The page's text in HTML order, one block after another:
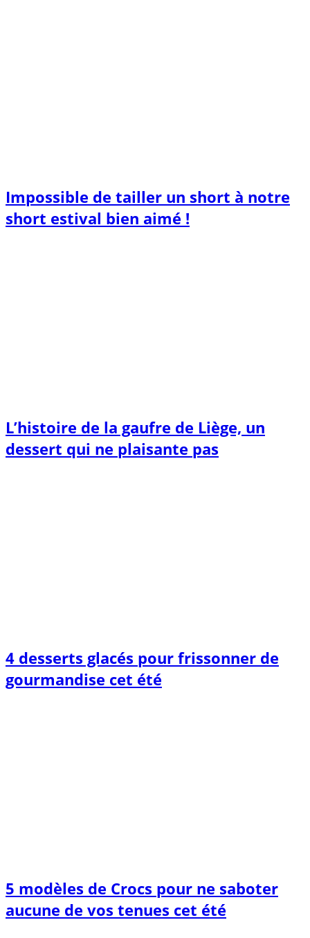
Impossible de tailler un short à notre
short estival bien aimé !
L’histoire de la gaufre de Liège, un
dessert qui ne plaisante pas
4 desserts glacés pour frissonner de
gourmandise cet été
5 modèles de Crocs pour ne saboter
aucune de vos tenues cet été